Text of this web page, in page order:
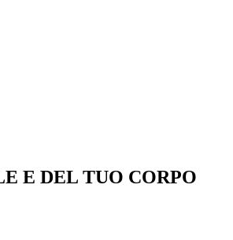
E DEL TUO CORPO